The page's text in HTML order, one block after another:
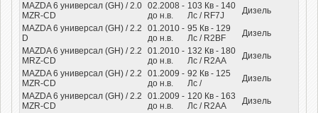
MAZDA 6 универсал (GH) / 2.0
MZR-CD
02.2008 -
до н.в.
103 Кв - 140
Лс / RF7J
Дизель
MAZDA 6 универсал (GH) / 2.2
D
01.2010 -
до н.в.
95 Кв - 129
Лс / R2BF
Дизель
MAZDA 6 универсал (GH) / 2.2
MRZ-CD
01.2010 -
до н.в.
132 Кв - 180
Лс / R2AA
Дизель
MAZDA 6 универсал (GH) / 2.2
MZR-CD
01.2009 -
до н.в.
92 Кв - 125
Лс /
Дизель
MAZDA 6 универсал (GH) / 2.2
MZR-CD
01.2009 -
до н.в.
120 Кв - 163
Лс / R2AA
Дизель